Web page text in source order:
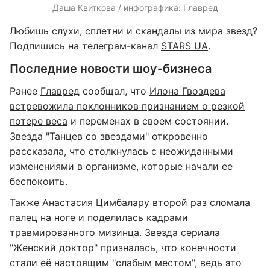
Даша Квиткова / инфографика: Главред
Любишь слухи, сплетни и скандалы из мира звезд?
Подпишись на телеграм-канал STARS UA.
Последние новости шоу-бизнеса
Ранее Главред сообщал, что Илона Гвоздева
встревожила поклонников признанием о резкой
потере веса и переменах в своем состоянии.
Звезда "Танцев со звездами" откровенно
рассказала, что столкнулась с неожиданными
изменениями в организме, которые начали ее
беспокоить.
Также Анастасия Цимбалару второй раз сломала
палец на ноге и поделилась кадрами
травмированного мизинца. Звезда сериала
"Женский доктор" призналась, что конечности
стали её настоящим "слабым местом", ведь это